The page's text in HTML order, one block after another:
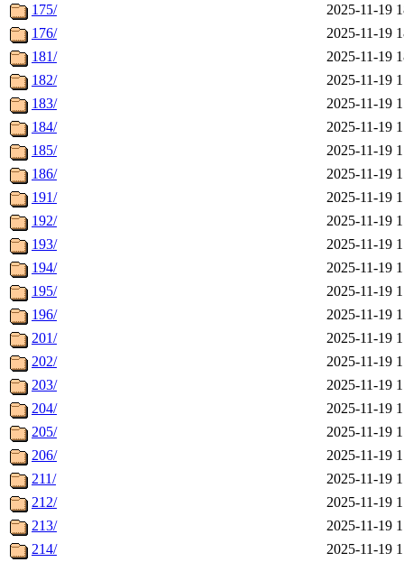
175/
2025-11-19
176/
2025-11-19
181/
2025-11-19
182/
2025-11-19
183/
2025-11-19
184/
2025-11-19
185/
2025-11-19
186/
2025-11-19
191/
2025-11-19
192/
2025-11-19
193/
2025-11-19
194/
2025-11-19
195/
2025-11-19
196/
2025-11-19
201/
2025-11-19
202/
2025-11-19
203/
2025-11-19
204/
2025-11-19
205/
2025-11-19
206/
2025-11-19
211/
2025-11-19
212/
2025-11-19
213/
2025-11-19
214/
2025-11-19